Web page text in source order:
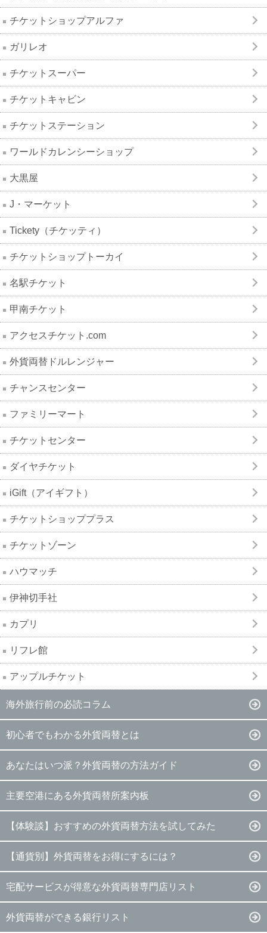
チケットショップアルファ
ガリレオ
チケットスーパー
チケットキャビン
チケットステーション
ワールドカレンシーショップ
大黒屋
J・マーケット
Tickety（チケッティ）
チケットショップトーカイ
名駅チケット
甲南チケット
アクセスチケット.com
外貨両替ドルレンジャー
チャンスセンター
ファミリーマート
チケットセンター
ダイヤチケット
iGift（アイギフト）
チケットショッププラス
チケットゾーン
ハウマッチ
伊神切手社
カプリ
リフレ館
アップルチケット
海外旅行前の必読コラム
初心者でもわかる外貨両替とは
あなたはいつ派？外貨両替の方法ガイド
主要空港にある外貨両替所案内板
【体験談】おすすめの外貨両替方法を試してみた
【通貨別】外貨両替をお得にするには？
宅配サービスが得意な外貨両替専門店リスト
外貨両替ができる銀行リスト